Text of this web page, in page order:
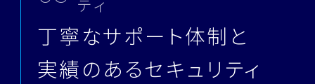
丁寧なサポート体制と
実績のあるセキュリティ